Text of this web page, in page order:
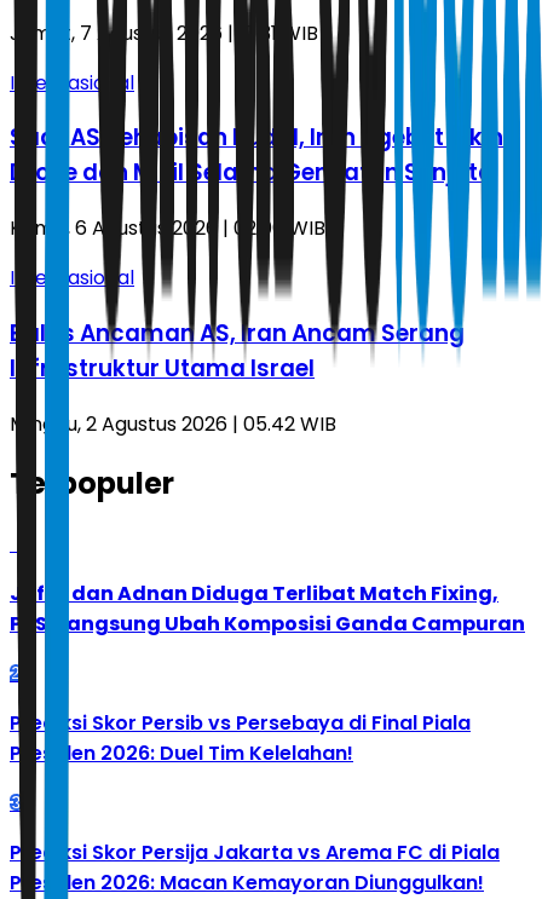
Jumat, 7 Agustus 2026 | 17.31 WIB
Internasional
Saat AS Kehabisan Rudal, Iran Ngebut Bikin
Drone dan Misil Selama Gencatan Senjata
Kamis, 6 Agustus 2026 | 02.00 WIB
Internasional
Balas Ancaman AS, Iran Ancam Serang
Infrastruktur Utama Israel
Minggu, 2 Agustus 2026 | 05.42 WIB
Terpopuler
Jafar dan Adnan Diduga Terlibat Match Fixing,
PBSI Langsung Ubah Komposisi Ganda Campuran
2
Prediksi Skor Persib vs Persebaya di Final Piala
Presiden 2026: Duel Tim Kelelahan!
3
Prediksi Skor Persija Jakarta vs Arema FC di Piala
Presiden 2026: Macan Kemayoran Diunggulkan!